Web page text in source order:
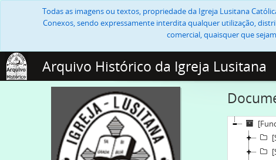
Todas as imagens ou textos, propriedade da Igreja Lusitana
Conexos, sendo expressamente interdita qualquer utilização,
comercial, quaisquer que
Arquivo Histórico da Igreja Lusitana